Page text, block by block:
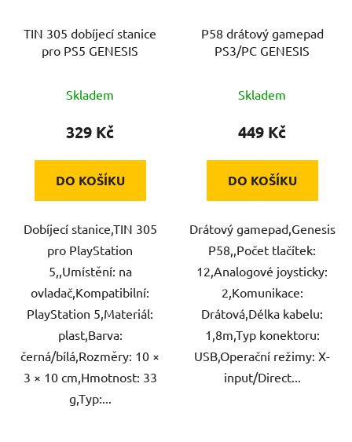
TIN 305 dobíjecí stanice
pro PS5 GENESIS
Skladem
329 Kč
DO KOŠÍKU
Dobíjecí stanice,TIN 305
pro PlayStation
5,,Umístění: na
ovladač,Kompatibilní:
PlayStation 5,Materiál:
plast,Barva:
černá/bílá,Rozměry: 10 ×
3 × 10 cm,Hmotnost: 33
g,Typ:...
P58 drátový gamepad
PS3/PC GENESIS
Skladem
449 Kč
DO KOŠÍKU
Drátový gamepad,Genesis
P58,,Počet tlačítek:
12,Analogové joysticky:
2,Komunikace:
Drátová,Délka kabelu:
1,8m,Typ konektoru:
USB,Operační režimy: X-
input/Direct...